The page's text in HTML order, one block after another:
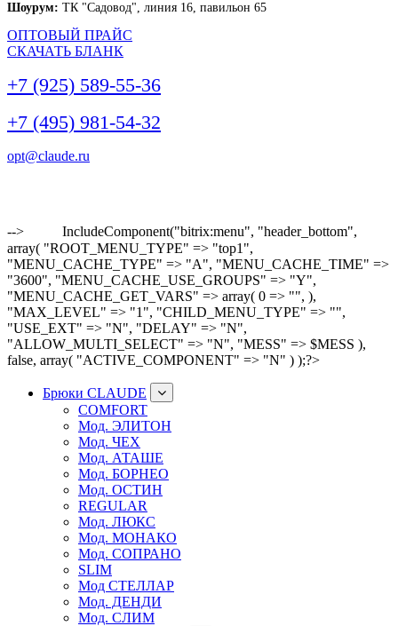
Шоурум: ТК "Садовод", линия 16, павильон 65
ОПТОВЫЙ ПРАЙС
СКАЧАТЬ БЛАНК
+7 (925) 589-55-36
+7 (495) 981-54-32
opt@claude.ru
-->
IncludeComponent("bitrix:menu", "header_bottom",
array( "ROOT_MENU_TYPE" => "top1",
"MENU_CACHE_TYPE" => "A", "MENU_CACHE_TIME" =>
"3600", "MENU_CACHE_USE_GROUPS" => "Y",
"MENU_CACHE_GET_VARS" => array( 0 => "", ),
"MAX_LEVEL" => "1", "CHILD_MENU_TYPE" => "",
"USE_EXT" => "N", "DELAY" => "N",
"ALLOW_MULTI_SELECT" => "N", "MESS" => $MESS ),
false, array( "ACTIVE_COMPONENT" => "N" ) );?>
Брюки CLAUDE
COMFORT
Мод. ЭЛИТОН
Мод. ЧЕХ
Мод. АТАШЕ
Мод. БОРНЕО
Мод. ОСТИН
REGULAR
Мод. ЛЮКС
Мод. МОНАКО
Мод. СОПРАНО
SLIM
Мод СТЕЛЛАР
Мод. ДЕНДИ
Мод. СЛИМ